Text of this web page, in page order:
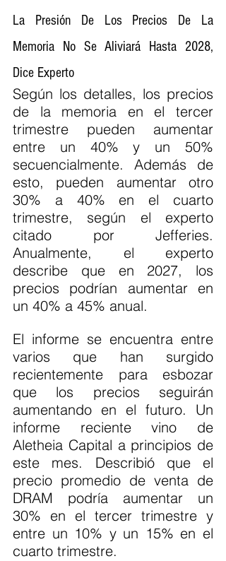
La Presión De Los Precios De La
Memoria No Se Aliviará Hasta 2028,
Dice Experto
Según los detalles, los precios
de la memoria en el tercer
trimestre pueden aumentar
entre un 40% y un 50%
secuencialmente. Además de
esto, pueden aumentar otro
30% a 40% en el cuarto
trimestre, según el experto
citado por Jefferies.
Anualmente, el experto
describe que en 2027, los
precios podrían aumentar en
un 40% a 45% anual.
El informe se encuentra entre
varios que han surgido
recientemente para esbozar
que los precios seguirán
aumentando en el futuro. Un
informe reciente vino de
Aletheia Capital a principios de
este mes. Describió que el
precio promedio de venta de
DRAM podría aumentar un
30% en el tercer trimestre y
entre un 10% y un 15% en el
cuarto trimestre.